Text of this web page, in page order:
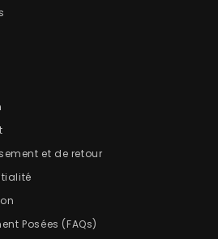
et de retour
Posées (FAQs)